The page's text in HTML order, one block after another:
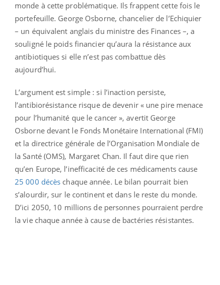
monde à cette problématique. Ils frappent cette fois le
portefeuille. George Osborne, chancelier de l’Echiquier
– un équivalent anglais du ministre des Finances –, a
souligné le poids financier qu’aura la résistance aux
antibiotiques si elle n’est pas combattue dès
aujourd’hui.
L’argument est simple : si l’inaction persiste,
l’antibiorésistance risque de devenir « une pire menace
pour l’humanité que le cancer », avertit George
Osborne devant le Fonds Monétaire International (FMI)
et la directrice générale de l’Organisation Mondiale de
la Santé (OMS), Margaret Chan. Il faut dire que rien
qu’en Europe, l’inefficacité de ces médicaments cause
25 000 décès chaque année. Le bilan pourrait bien
s’alourdir, sur le continent et dans le reste du monde.
D’ici 2050, 10 millions de personnes pourraient perdre
la vie chaque année à cause de bactéries résistantes.